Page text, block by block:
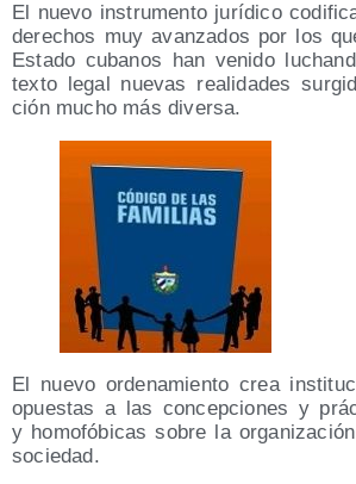
El nue­vo ins­tru­men­to jurí­di­co
dere­chos muy avan­za­dos por los
Esta­do cuba­nos han veni­do
tex­to legal nue­vas reali­da­des
ción mucho más diversa.
El nue­vo orde­na­mien­to crea
opues­tas a las con­cep­cio­nes y
y homo­fó­bi­cas sobre la
sociedad.